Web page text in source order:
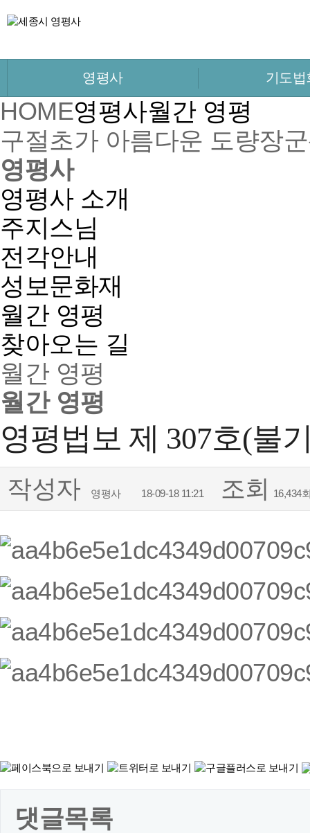
영평사 기도법
HOME영평사월간 영평
구절초가 아름다운 도량장
영평사
영평사 소개
주지스님
전각안내
성보문화재
월간 영평
찾아오는 길
월간 영평
월간 영평
영평법보 제 307호(불
작성자 영평사 18-09-18 11:21 조회 16,434
댓글목록